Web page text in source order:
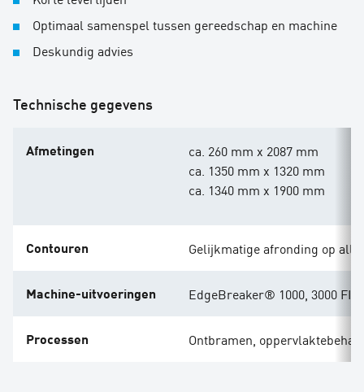
Optimaal samenspel tussen gereedschap en machine
Deskundig advies
Technische gegevens
Afmetingen
ca. 260 mm x 2087 mm
ca. 1350 mm x 1320 mm
ca. 1340 mm x 1900 mm
Contouren Gelijkmatige afronding op
Machine-uitvoeringen EdgeBreaker® 1000, 3000
Processen Ontbramen,